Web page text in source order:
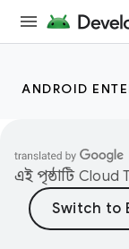
ANDROID
এই পৃষ্ঠাটি Cloud